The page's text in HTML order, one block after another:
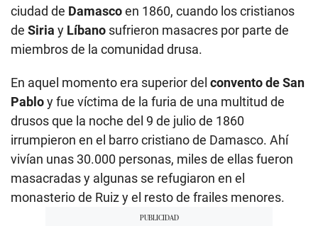
ciudad de Damascoen 1860, cuando los cristianos
de Siria y Líbano sufrieron masacres por parte de
miembros de la comunidad drusa.
En aquel momento era superior del convento de San
Pabloy fue víctima de la furia de una multitud de
drusos que la noche del 9 de julio de 1860
irrumpieron en el barro cristiano de Damasco. Ahí
vivían unas 30.000 personas, miles de ellas fueron
masacradas y algunas se refugiaron en el
monasterio de Ruiz y el resto de frailes menores.